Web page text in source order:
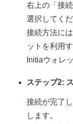
右上の「接
選択してくだ
接続方法に
ットを利用
Initiaウォレ
ステップ2:
接続が完了
します。